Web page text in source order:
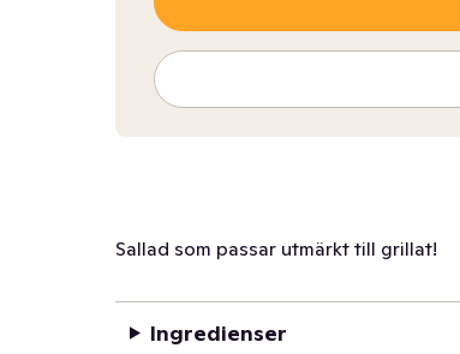
Sallad som passar utmärkt till grillat!
Ingredienser